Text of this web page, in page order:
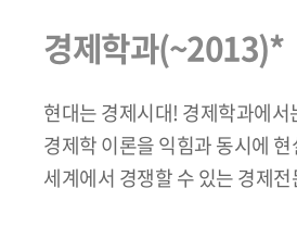
경제학과(~2013)*
현대는 경제시대! 경제학과에
경제학 이론을 익힘과 동시에
세계에서 경쟁할 수 있는 경제